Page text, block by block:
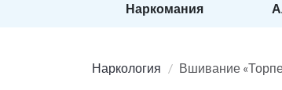
Наркомания
Наркология Вшивание